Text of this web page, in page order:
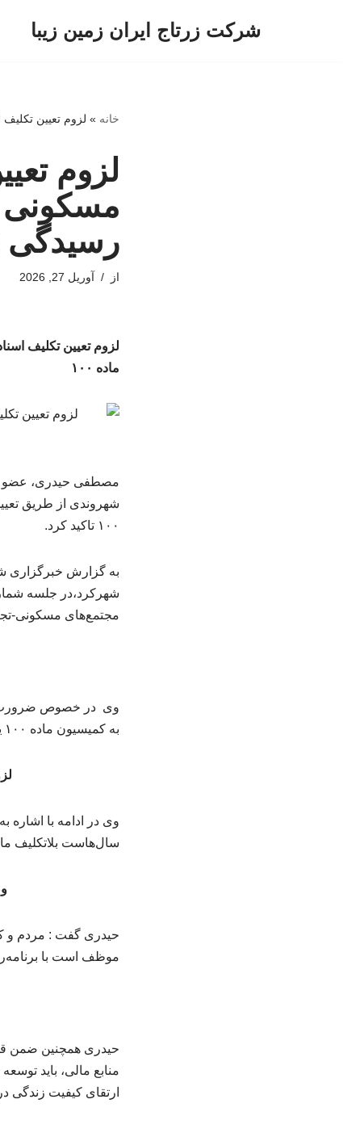
شرکت زرتاج ایران زمین زیبا
خانه » لزوم تعیین
لزوم
مسکونی
رسیدگی
از آوریل 27, 2026
لزوم تعیین تکلیف
ماده ۱۰۰
شهروندی از طریق
۱۰۰ تاکید کرد.
به گزارش خبرگزاری
مجتمع‌های مسکونی-تجاری
‌وی در خصوص ضرورت
به کمیسیون ماده ۱۰۰ یکی از اولویت‌های مهم در راستای نظم‌بخشی به انضباط شهری و صیانت از حقوق شهروندان است.
وی در ادامه با
سال‌هاست بلاتکلیف
حیدری گفت : مردم و
موظف است با
حیدری همچنین ضمن
منابع مالی، باید
ارتقای کیفیت زندگی